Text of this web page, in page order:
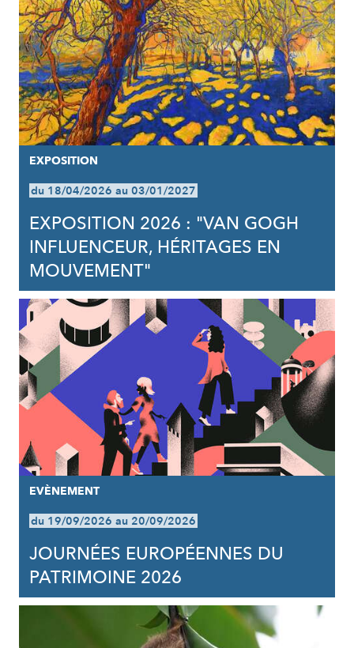
EXPOSITION
du 18/04/2026 au 03/01/2027
EXPOSITION 2026 : "VAN GOGH
INFLUENCEUR, HÉRITAGES EN
MOUVEMENT"
EVÈNEMENT
du 19/09/2026 au 20/09/2026
JOURNÉES EUROPÉENNES DU
PATRIMOINE 2026